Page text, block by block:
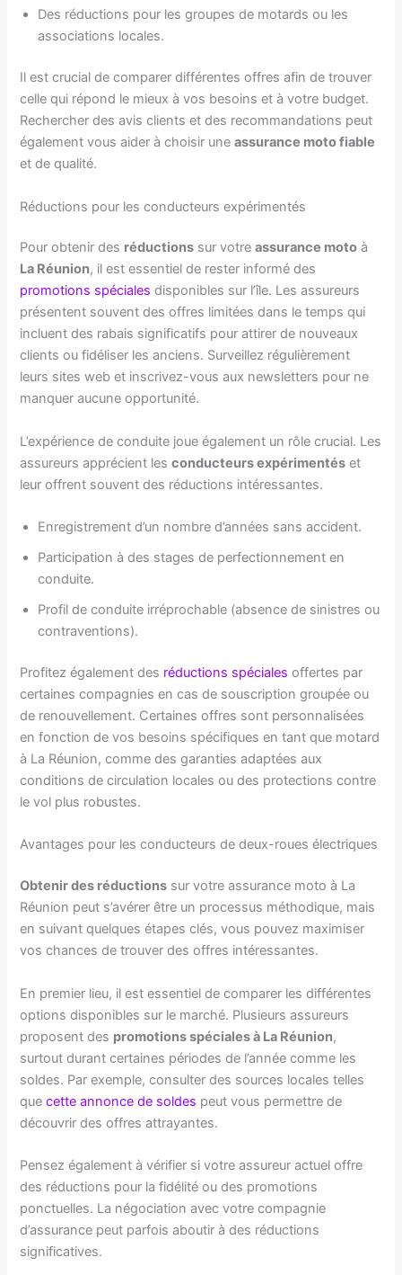
Des réductions pour les groupes de motards ou les
associations locales.
Il est crucial de comparer différentes offres afin de trouver
celle qui répond le mieux à vos besoins et à votre budget.
Rechercher des avis clients et des recommandations peut
également vous aider à choisir uneassurance moto fiable
et de qualité.
Réductions pour les conducteurs expérimentés
Pour obtenir des réductions sur votreassurance moto à
La Réunion, il est essentiel de rester informé des
promotions spéciales disponibles sur l’île. Les assureurs
présentent souvent des offres limitées dans le temps qui
incluent des rabais significatifs pour attirer de nouveaux
clients ou fidéliser les anciens. Surveillez régulièrement
leurs sites web et inscrivez-vous aux newsletters pour ne
manquer aucune opportunité.
L’expérience de conduite joue également un rôle crucial. Les
assureurs apprécient lesconducteurs expérimentés et
leur offrent souvent des réductions intéressantes.
Enregistrement d’un nombre d’années sans accident.
Participation à des stages de perfectionnement en
conduite.
Profil de conduite irréprochable (absence de sinistres ou
contraventions).
Profitez également des réductions spéciales offertes par
certaines compagnies en cas de souscription groupée ou
de renouvellement. Certaines offres sont personnalisées
en fonction de vos besoins spécifiques en tant que motard
à La Réunion, comme des garanties adaptées aux
conditions de circulation locales ou des protections contre
le vol plus robustes.
Avantages pour les conducteurs de deux-roues électriques
Obtenir des réductions sur votre assurance moto à La
Réunion peut s’avérer être un processus méthodique, mais
en suivant quelques étapes clés, vous pouvez maximiser
vos chances de trouver des offres intéressantes.
En premier lieu, il est essentiel de comparer les différentes
options disponibles sur le marché. Plusieurs assureurs
proposent des promotions spéciales à La Réunion,
surtout durant certaines périodes de l’année comme les
soldes. Par exemple, consulter des sources locales telles
quecette annonce de soldes peut vous permettre de
découvrir des offres attrayantes.
Pensez également à vérifier si votre assureur actuel offre
des réductions pour la fidélité ou des promotions
ponctuelles. La négociation avec votre compagnie
d’assurance peut parfois aboutir à des réductions
significatives.